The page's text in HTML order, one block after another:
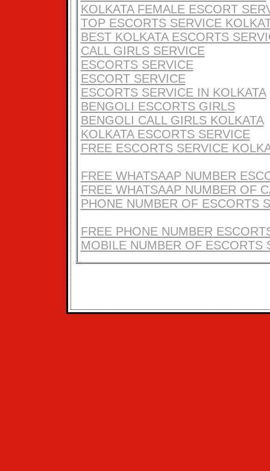
KOLKATA FEMALE ESCORT
TOP ESCORTS SERVICE
BEST KOLKATA ESCORTS
CALL GIRLS SERVICE
ESCORTS SERVICE
ESCORT SERVICE
ESCORTS SERVICE IN KOLKATA
BENGOLI ESCORTS GIRLS
BENGOLI CALL GIRLS KOLKATA
KOLKATA ESCORTS SERVICE
FREE ESCORTS SERVICE
FREE WHATSAAP NUMBER
FREE WHATSAAP NUMBER OF
PHONE NUMBER OF ESCORTS
FREE PHONE NUMBER
MOBILE NUMBER OF ESCORTS